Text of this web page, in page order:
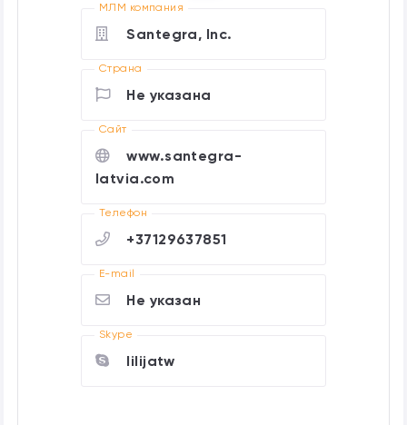
МЛМ компания
Santegra, Inc.
Страна
Не указана
Cайт
www.santegra-
latvia.com
Телефон
+37129637851
E-mail
Не указан
Skype
lilijatw